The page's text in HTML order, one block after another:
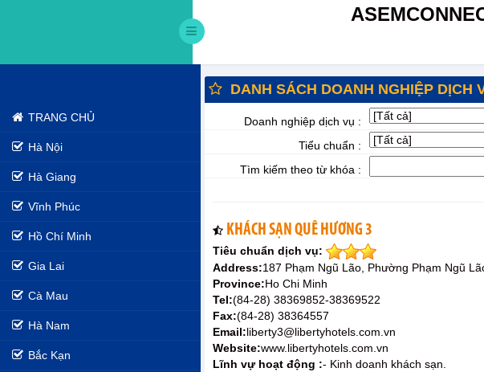
TRANG CHỦ
Hà Nội
Hà Giang
Vĩnh Phúc
Hồ Chí Minh
Gia Lai
Cà Mau
Hà Nam
Bắc Kạn
DANH SÁCH DOANH NGHIỆP DỊCH
Doanh nghiệp dịch vụ :
Tiểu chuẩn :
Tìm kiếm theo từ khóa :
KHÁCH SẠN QUÊ HƯƠNG 3
Tiêu chuẩn dịch vụ:
Address:187 Phạm Ngũ Lão, Phường Phạm Ngũ
Province:Ho Chi Minh
Tel:(84-28) 38369852-38369522
Fax:(84-28) 38364557
Email:liberty3@libertyhotels.com.vn
Website:www.libertyhotels.com.vn
Lĩnh vự hoạt động :- Kinh doanh khách sạn.